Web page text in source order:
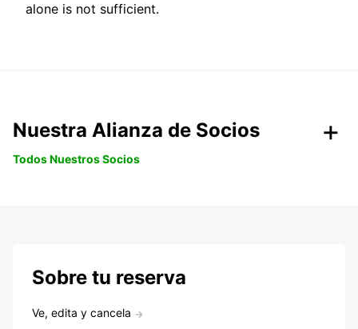
alone is not sufficient.
Nuestra Alianza de Socios
Todos Nuestros Socios
Sobre tu reserva
Ve, edita y cancela